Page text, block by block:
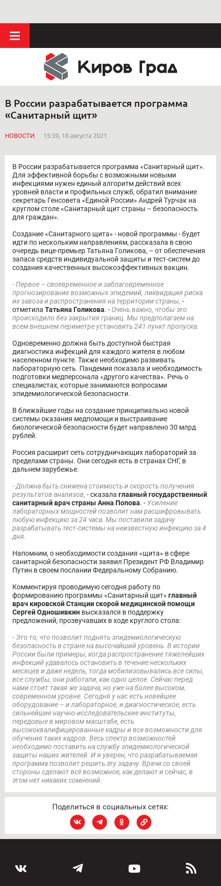
В России разрабатывается программа
«Санитарный щит»
НОВОСТИ 15:39, 18 августа 2021
В России разрабатывается программа «Санитарный щит».
Для эффективной борьбы с возможными новыми
инфекциями нужен единый алгоритм действий всех
уровней власти и профильных служб, обратил внимание
секретарь Генсовета «Единой России» Андрей Турчак на
круглом столе «Санитарный щит страны – безопасность
для граждан».
Создание «Санитарного щита» - новой программы - будет
идти по нескольким направлениям, рассказала в свою
очередь вице-премьер Татьяна Голикова, – от обеспечения
запаса средств индивидуальной защиты и тест-систем до
создания качественных высокоэффективных вакцин.
- Первое – своевременное и заблаговременное
прогнозирование возможных эпидемий, ликвидация риска
их завоза и распространения на территории страны, -
отметила Татьяна Голикова. - Очень важно, чтобы это
происходило без закрытия границ. Мы предполагаем на
всем внешнем периметре установить 241 пункт пропуска.
Одновременно должна быть доступной быстрая
диагностика инфекций для каждого жителя в любом
населенном пункте. Также необходимо развивать
лабораторную сеть. Пандемия показала и необходимость
подготовки медперсонала «другого качества». Речь о
специалистах, которые занимаются вопросами
эпидемиологической безопасности.
В ближайшие годы на создание принципиально новой
системы оказания медпомощи и выстраивание
биологической безопасности будет направлено 30 млрд
рублей.
Россия расширит сеть сотрудничающих лабораторий за
пределами страны. Они сегодня есть в странах СНГ, в
дальнем зарубежье.
- Должна быть снижена стоимость и скорость получения
результатов анализов, - сказала главный государственный
санитарный врач страны Анна Попова. - Усиление
лабораторных мощностей позволит нам расшифровывать
любую инфекцию за 24 часа. Мы поставили задачу
разрабатывать тест-системы на неизвестную инфекцию за 4
дня.
Напомним, о необходимости создания «щита» в сфере
санитарной безопасности заявил Президент РФ Владимир
Путин в своем послании Федеральному Собранию.
Комментируя проводимую сегодня работу по
формированию программы «Санитарный щит» главный
врач кировской Станции скорой медицинской помощи
Сергей Одношивкин высказался в поддержку
предложений, прозвучавших в ходе круглого стола:
- Это то, что позволит поднять эпидемиологическую
безопасность в стране на высочайший уровень. В истории
России были примеры, когда распространение тяжелейших
инфекций удавалось остановить в течение нескольких
месяцев и даже недель, тогда мобилизовывались все силы,
все службы, они работали, как одно целое. Сейчас перед
нами стоит такая же задача, но уже на более высоком,
современном уровне. Сегодня у нас есть новейшее
оборудование – и лабораторное, и диагностическое, есть
сильнейшие научно-исследовательские институты,
передовые в мировом масштабе, есть
высококвалифицированные кадры и все возможности для
обучения таких кадров. Весь спектр возможностей
необходимо поставить на службу эпидемиологической
защиты наших жителей. И я уверен, что разрабатываемая
программа позволит решить эту задачу. Врачи со своей
стороны сделают всё возможное, как делают и сейчас, в
этом нет никаких сомнений.
Поделиться в социальных сетях: